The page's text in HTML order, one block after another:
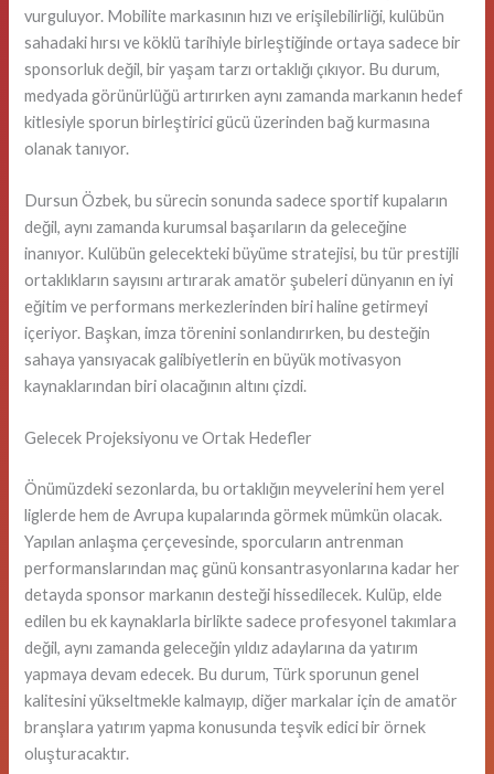
vurguluyor. Mobilite markasının hızı ve erişilebilirliği, kulübün
sahadaki hırsı ve köklü tarihiyle birleştiğinde ortaya sadece bir
sponsorluk değil, bir yaşam tarzı ortaklığı çıkıyor. Bu durum,
medyada görünürlüğü artırırken aynı zamanda markanın hedef
kitlesiyle sporun birleştirici gücü üzerinden bağ kurmasına
olanak tanıyor.
Dursun Özbek, bu sürecin sonunda sadece sportif kupaların
değil, aynı zamanda kurumsal başarıların da geleceğine
inanıyor. Kulübün gelecekteki büyüme stratejisi, bu tür prestijli
ortaklıkların sayısını artırarak amatör şubeleri dünyanın en iyi
eğitim ve performans merkezlerinden biri haline getirmeyi
içeriyor. Başkan, imza törenini sonlandırırken, bu desteğin
sahaya yansıyacak galibiyetlerin en büyük motivasyon
kaynaklarından biri olacağının altını çizdi.
Gelecek Projeksiyonu ve Ortak Hedefler
Önümüzdeki sezonlarda, bu ortaklığın meyvelerini hem yerel
liglerde hem de Avrupa kupalarında görmek mümkün olacak.
Yapılan anlaşma çerçevesinde, sporcuların antrenman
performanslarından maç günü konsantrasyonlarına kadar her
detayda sponsor markanın desteği hissedilecek. Kulüp, elde
edilen bu ek kaynaklarla birlikte sadece profesyonel takımlara
değil, aynı zamanda geleceğin yıldız adaylarına da yatırım
yapmaya devam edecek. Bu durum, Türk sporunun genel
kalitesini yükseltmekle kalmayıp, diğer markalar için de amatör
branşlara yatırım yapma konusunda teşvik edici bir örnek
oluşturacaktır.